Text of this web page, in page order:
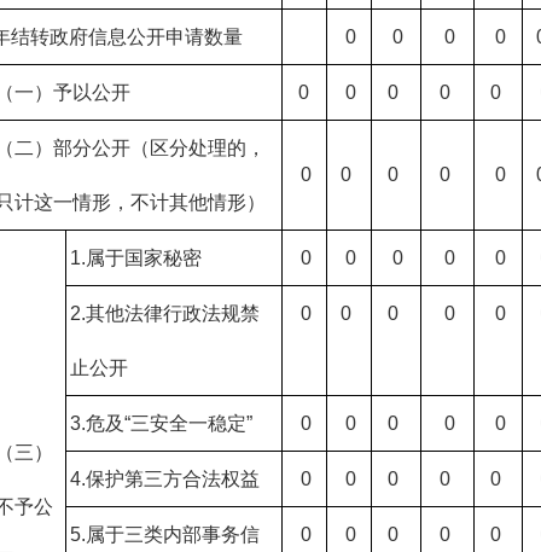
结转政府信息公开申请数量 0 0 0 0
一）予以公开 0 0 0 0 0
二）部分公开（区分处理的，
计这一情形，不计其他情形）
0 0 0 0 0
三）
予公
1.属于国家秘密 0 0 0 0 0
2.其他法律行政法规禁
止公开
0 0 0 0 0
3.危及“三安全一稳定” 0 0 0 0 0
4.保护第三方合法权益 0 0 0 0 0
5.属于三类内部事务信 0 0 0 0 0